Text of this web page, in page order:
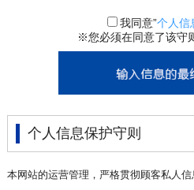
我同意”个人信
※您必须在同意了该守
个人信息保护守则
本网站的运营管理，严格贯彻顾客私人信